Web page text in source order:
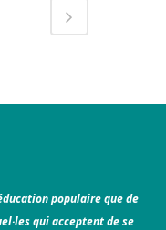
populaire que de
qui acceptent de se